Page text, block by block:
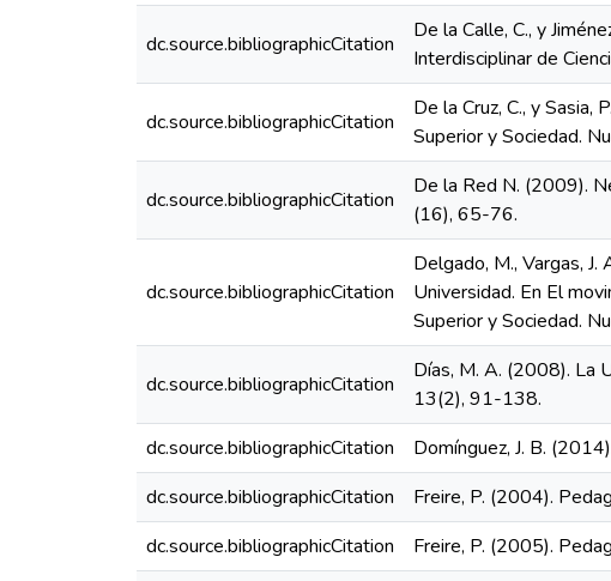
dc.source.bibliographicCitation
De la Calle, C., y
Interdisciplinar de
dc.source.bibliographicCitation
De la Cruz, C., y Sasia,
Superior y Sociedad.
dc.source.bibliographicCitation
De la Red N. (2009).
(16), 65-76.
dc.source.bibliographicCitation
Delgado, M., Vargas,
Universidad. En El
Superior y Sociedad.
dc.source.bibliographicCitation
Días, M. A. (2008). La
13(2), 91-138.
dc.source.bibliographicCitation
Domínguez, J. B.
dc.source.bibliographicCitation
Freire, P. (2004).
dc.source.bibliographicCitation
Freire, P. (2005).